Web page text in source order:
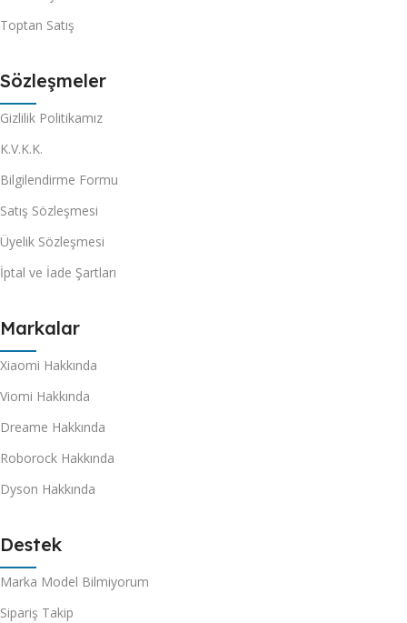
Toptan Satış
Sözleşmeler
Gizlilik Politikamız
K.V.K.K.
Bilgilendirme Formu
Satış Sözleşmesi
Üyelik Sözleşmesi
İptal ve İade Şartları
Markalar
Xiaomi Hakkında
Viomi Hakkında
Dreame Hakkında
Roborock Hakkında
Dyson Hakkında
Destek
Marka Model Bilmiyorum
Sipariş Takip